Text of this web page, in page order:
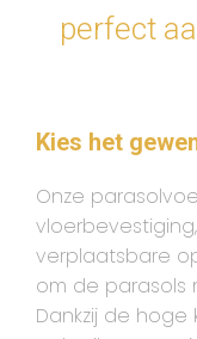
perfect
Kies het
Onze
verplaatsbare
om de parasols
Dankzij de